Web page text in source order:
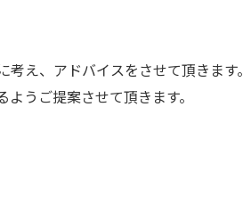
え、アドバイスをさせて頂きます。
うご提案させて頂きます。